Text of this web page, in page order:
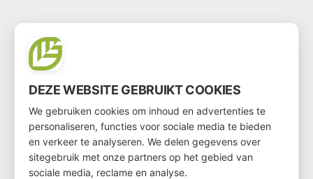
CONTACT
Jupiter 279
2675 LW Honselersdijk
Dock 280 / 281 / 282
+31-(0)174 637 963
DEZE WEBSITE GEBRUIKT COOKIES
We gebruiken cookies om inhoud en advertenties te
personaliseren, functies voor sociale media te bieden
en verkeer te analyseren. We delen gegevens over
sitegebruik met onze partners op het gebied van
sociale media, reclame en analyse.